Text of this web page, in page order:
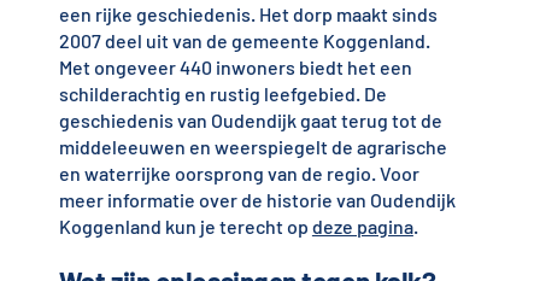
een rijke geschiedenis. Het dorp maakt sinds
2007 deel uit van de gemeente Koggenland.
Met ongeveer 440 inwoners biedt het een
schilderachtig en rustig leefgebied. De
geschiedenis van Oudendijk gaat terug tot de
middeleeuwen en weerspiegelt de agrarische
en waterrijke oorsprong van de regio. Voor
meer informatie over de historie van Oudendijk
Koggenland kun je terecht op deze pagina.